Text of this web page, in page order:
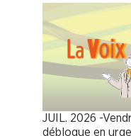
JUIL. 2026 -
débloque en